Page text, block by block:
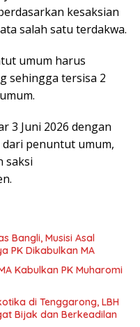
kesaksian
salah satu terdakwa.
umum harus
sehingga tersisa 2
3 Juni 2026 dengan
dari penuntut umum,
saksi
Bangli, Musisi Asal
PK Dikabulkan MA
Kabulkan PK Muharomi
di Tenggarong, LBH
Bijak dan Berkeadilan